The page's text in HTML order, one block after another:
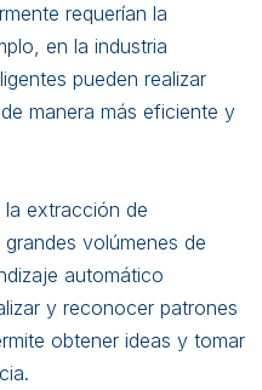
requerían la
en la industria
pueden realizar
manera más eficiente y
la extracción de
volúmenes de
automático
y reconocer patrones
obtener ideas y tomar